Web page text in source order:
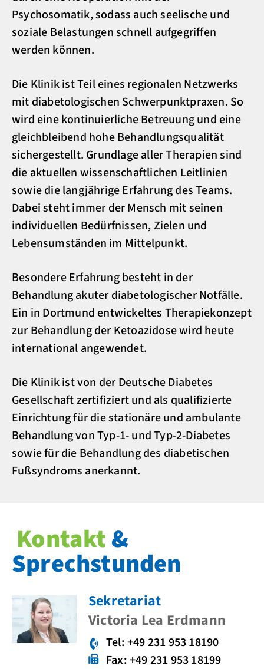
Psychosomatik, sodass auch seelische und
soziale Belastungen schnell aufgegriffen
werden können.
Die Klinik ist Teil eines regionalen Netzwerks
mit diabetologischen Schwerpunktpraxen. So
wird eine kontinuierliche Betreuung und eine
gleichbleibend hohe Behandlungsqualität
sichergestellt. Grundlage aller Therapien sind
die aktuellen wissenschaftlichen Leitlinien
sowie die langjährige Erfahrung des Teams.
Dabei steht immer der Mensch mit seinen
individuellen Bedürfnissen, Zielen und
Lebensumständen im Mittelpunkt.
Besondere Erfahrung besteht in der
Behandlung akuter diabetologischer Notfälle.
Ein in Dortmund entwickeltes Therapiekonzept
zur Behandlung der Ketoazidose wird heute
international angewendet.
Die Klinik ist von der Deutsche Diabetes
Gesellschaft zertifiziert und als qualifizierte
Einrichtung für die stationäre und ambulante
Behandlung von Typ-1- und Typ-2-Diabetes
sowie für die Behandlung des diabetischen
Fußsyndroms anerkannt.
Kontakt&
Sprechstunden
Sekretariat
Victoria Lea Erdmann
Tel: +49 231 953 18190
Fax: +49 231 953 18199